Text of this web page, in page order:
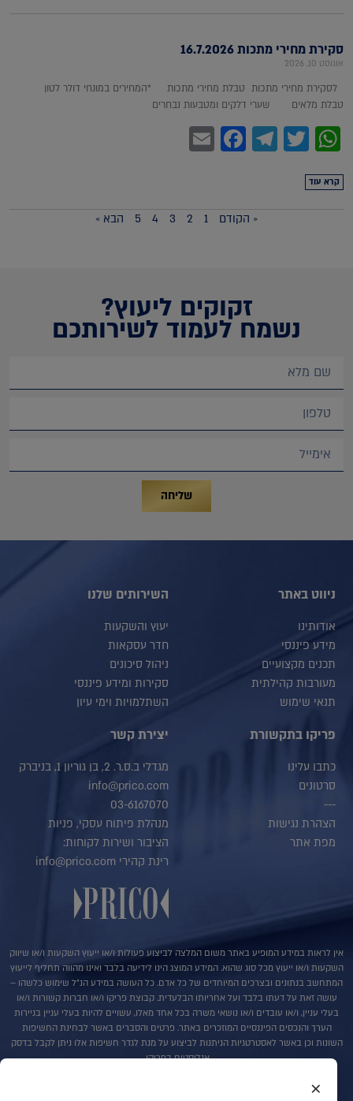
סקירת מחירי מתכות 16.7.2026
אוגוסט 10, 2026
לסקירת מחירי מתכות טבלת מחירי מתכות *המחירים במונחי דולר לטון
טבלת מלאים שערי דלקים ומטבעות נבחרים
WhatsApp
Twitter
Telegram
Facebook
קרא עוד
« הקודם 1
2
3
4
5 הבא »
זקוקים ליעוץ?
נשמח לעמוד לשירותכם
שליחה
ניווט באתר
אודותינו
מידע פיננסי
תכנים מקצועיים
מעורבות קהילתית
תנאי שימוש
השירותים שלנו
יעוץ והשקעות
חדר עסקאות
ניהול סיכונים
סקירות ומידע פיננסי
השתלמויות וימי עיון
פריקו בתקשורת
כתבו עלינו
סרטונים
---
הצהרת נגישות
מפת אתר
יצירת קשר
מגדלי ב.ס.ר. 2, בן גוריון 1, בניברק
info@prico.com
03-6167070
מנהלת פיתוח עסקי, פניות
הציבור ושירות לקוחות:
רינת קהירי info@prico.com
אין לראות במידע המופיע באתר משום המלצה לביצוע פעולות ו/או ייעוץ השקעות ו/או שיווק
השקעות ו/או ייעוץ מכל סוג שהוא. המידע המוצג הינו לידיעה בלבד ואינו מהווה תחליף לייעוץ
המתחשב בנתונים ובצרכים המיוחדים של כל אדם. כל העושה במידע הנ"ל שימוש כלשהו –
עושה זאת על דעתו בלבד ועל אחריותו הבלעדית. קבוצת פריקו ו/או חברות קשורות ו/או
בעלי עניין, ו/או עובדים ו/או נושאי משרה בכל אחד מאלו, עשויים להיות בעלי עניין בניירות
הערך והנכסים הפיננסיים המוזכרים באתר. פרטים והסברים באשר לבחינת החשיפות
השונות וכן באשר לאסטרטגיות הניתנות לביצוע על מנת לגדר חשיפות אלו ניתן לקבל בדסק
אנליסטים בפריקו.
בדבר פרטים נוספים באמור לעייל ניתן לפנות למשרדינו בטלפון : 036167070×